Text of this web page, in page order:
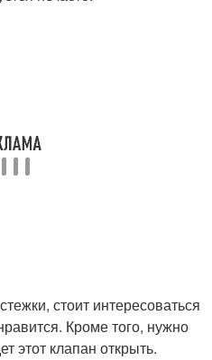
стоит интересоваться
Кроме того, нужно
этот клапан открыть.